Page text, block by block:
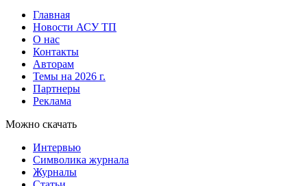
Главная
Новости АСУ ТП
О нас
Контакты
Авторам
Темы на 2026 г.
Партнеры
Реклама
Можно скачать
Интервью
Символика журнала
Журналы